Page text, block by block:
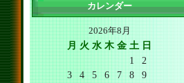
カレンダー
2026年8月
月 火 水 木 金 土 日
1
2
3
4 5 6 7 8
9